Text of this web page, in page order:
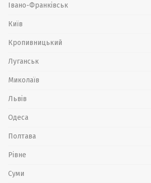
Івано-Франківськ
Київ
Кропивницький
Луганськ
Миколаїв
Львів
Одеса
Полтава
Рівне
Суми